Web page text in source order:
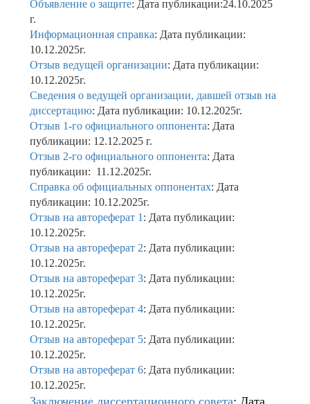
Объявление о защите: Дата публикации:24.10.2025
г.
Информационная справка: Дата публикации:
10.12.2025г.
Отзыв ведущей организации: Дата публикации:
10.12.2025г.
Сведения о ведущей организации, давшей отзыв на
диссертацию: Дата публикации: 10.12.2025г.
Отзыв 1-го официального оппонента: Дата
публикации: 12.12.2025 г.
Отзыв 2-го официального оппонента: Дата
публикации: 11.12.2025г.
Справка об официальных оппонентах: Дата
публикации: 10.12.2025г.
Отзыв на автореферат 1 : Дата публикации:
10.12.2025г.
Отзыв на автореферат 2: Дата публикации:
10.12.2025г.
Отзыв на автореферат 3: Дата публикации:
10.12.2025г.
Отзыв на автореферат 4: Дата публикации:
10.12.2025г.
Отзыв на автореферат 5: Дата публикации:
10.12.2025г.
Отзыв на автореферат 6: Дата публикации:
10.12.2025г.
Заключение диссертационного совета: Дата